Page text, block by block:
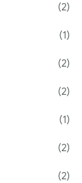
(2)
(1)
(2)
(2)
(1)
(2)
(2)